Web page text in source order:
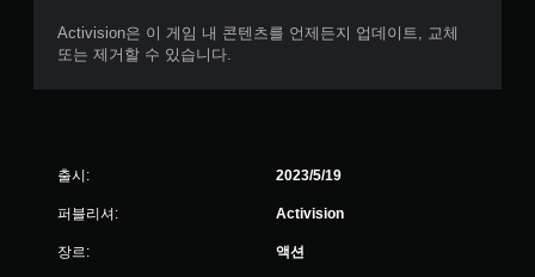
Activision은 이 게임 내 콘텐츠를 언제든지 업데이트, 교체
또는 제거할 수 있습니다.
출시: 2023/5/19
퍼블리셔: Activision
장르: 액션